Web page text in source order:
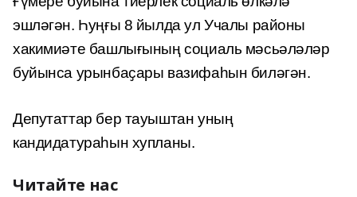
эшләгән. Һуңғы 8 йылда ул Учалы районы
хакимиәте башлығының социаль мәсьәләләр
буйынса урынбаҫары вазифаһын биләгән.
Депутаттар бер тауыштан уның
кандидатураһын хупланы.
Читайте нас